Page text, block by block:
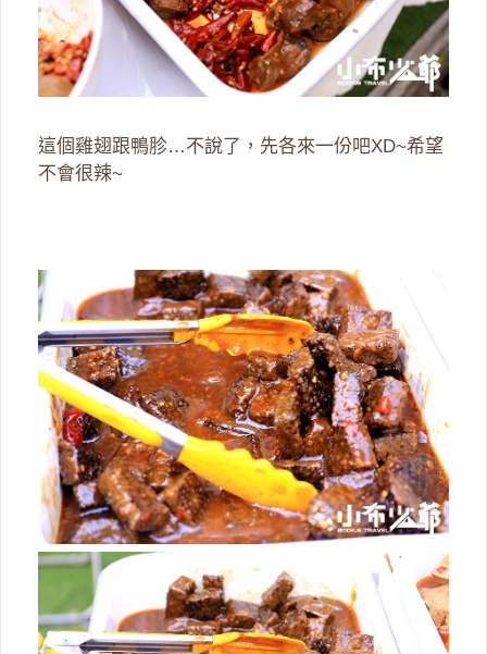
這個雞翅跟鴨胗…不說了，先各來一份吧XD~希望
不會很辣~